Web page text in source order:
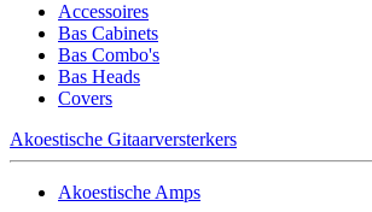
Accessoires
Bas Cabinets
Bas Combo's
Bas Heads
Covers
Akoestische Gitaarversterkers
Akoestische Amps